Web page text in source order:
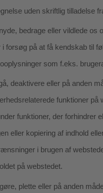
uden skriftlig tilladelse
bedrage eller vildlede os
forsøg på at få kendskab til
som f.eks.
deaktivere eller på anden
funktioner på
funktioner, der forhindrer
eller kopiering af indhold
i brugen af
på webstedet.
plette eller på anden